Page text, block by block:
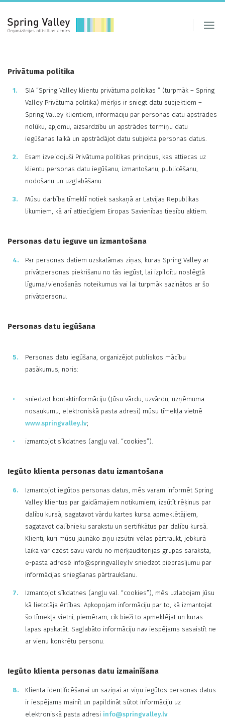
Privātuma politika
SIA “Spring Valley klientu privātuma politikas ” (turpmāk – Spring
Valley Privātuma politika) mērķis ir sniegt datu subjektiem –
Spring Valley klientiem, informāciju par personas datu apstrādes
nolūku, apjomu, aizsardzību un apstrādes termiņu datu
iegūšanas laikā un apstrādājot datu subjekta personas datus.
Esam izveidojuši Privātuma politikas principus, kas attiecas uz
klientu personas datu iegūšanu, izmantošanu, publicēšanu,
nodošanu un uzglabāšanu.
Mūsu darbība tīmeklī notiek saskaņā ar Latvijas Republikas
likumiem, kā arī attiecīgiem Eiropas Savienības tiesību aktiem.
Personas datu ieguve un izmantošana
Par personas datiem uzskatāmas ziņas, kuras Spring Valley ar
privātpersonas piekrišanu no tās iegūst, lai izpildītu noslēgtā
līguma/vienošanās noteikumus vai lai turpmāk sazinātos ar šo
privātpersonu.
Personas datu iegūšana
Personas datu iegūšana, organizējot publiskos mācību
pasākumus, noris:
sniedzot kontaktinformāciju (Jūsu vārdu, uzvārdu, uzņēmuma
nosaukumu, elektroniskā pasta adresi) mūsu tīmekļa vietnē
www.springvalley.lv;
izmantojot sīkdatnes (angļu val. “cookies”).
Iegūto klienta personas datu izmantošana
Izmantojot iegūtos personas datus, mēs varam informēt Spring
Valley klientus par gaidāmajiem notikumiem, izsūtīt rēķinus par
dalību kursā, sagatavot vārdu kartes kursa apmeklētājiem,
sagatavot dalībnieku sarakstu un sertifikātus par dalību kursā.
Klienti, kuri mūsu jaunāko ziņu izsūtni vēlas pārtraukt, jebkurā
laikā var dzēst savu vārdu no mērķauditorijas grupas saraksta,
e-pasta adresē info@springvalley.lv sniedzot pieprasījumu par
informācijas sniegšanas pārtraukšanu.
Izmantojot sīkdatnes (angļu val. “cookies”), mēs uzlabojam jūsu
kā lietotāja ērtības. Apkopojam informāciju par to, kā izmantojat
šo tīmekļa vietni, piemēram, cik bieži to apmeklējat un kuras
lapas apskatāt. Saglabāto informāciju nav iespējams sasaistīt ne
ar vienu konkrētu personu.
Iegūto klienta personas datu izmainīšana
Klienta identificēšanai un saziņai ar viņu iegūtos personas datus
ir iespējams mainīt un papildināt sūtot informāciju uz
elektroniskā pasta adresi info@springvalley.lv